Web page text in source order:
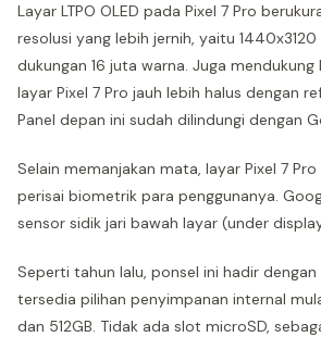
Layar LTPO OLED pada Pixel 7 Pro
resolusi yang lebih jernih, yaitu 1440x3120
dukungan 16 juta warna. Juga mendukung
layar Pixel 7 Pro jauh lebih halus dengan
Panel depan ini sudah dilindungi dengan
Selain memanjakan mata, layar Pixel 7
perisai biometrik para penggunanya.
sensor sidik jari bawah layar (under
Seperti tahun lalu, ponsel ini hadir dengan
tersedia pilihan penyimpanan internal
dan 512GB. Tidak ada slot microSD,